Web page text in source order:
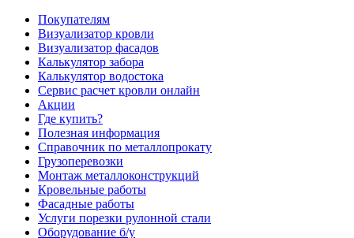
Покупателям
Визуализатор кровли
Визуализатор фасадов
Калькулятор забора
Калькулятор водостока
Сервис расчет кровли онлайн
Акции
Где купить?
Полезная информация
Справочник по металлопрокату
Грузоперевозки
Монтаж металлоконструкций
Кровельные работы
Фасадные работы
Услуги порезки рулонной стали
Оборудование б/у